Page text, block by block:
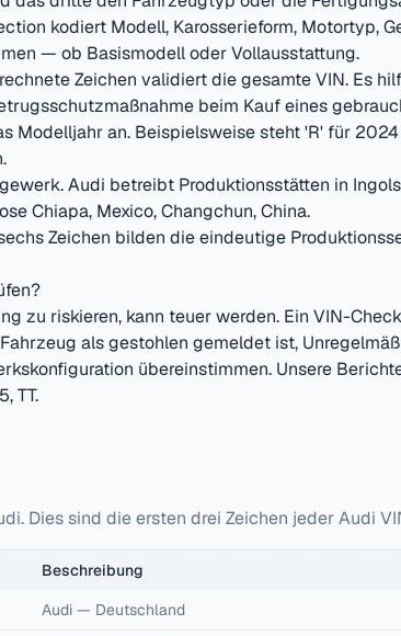
kodiert Modell, Karosserieform, Motortyp,
— ob Basismodell oder Vollausstattung.
Zeichen validiert die gesamte VIN. Es
beim Kauf eines
Modelljahr an. Beispielsweise steht 'R' für
Audi betreibt Produktionsstätten in
Chiapa, Mexico, Changchun, China.
Zeichen bilden die eindeutige
zu riskieren, kann teuer werden. Ein VIN-
als gestohlen gemeldet ist,
übereinstimmen. Unsere
TT.
. Dies sind die ersten drei Zeichen jederAudi
Beschreibung
Audi — Deutschland